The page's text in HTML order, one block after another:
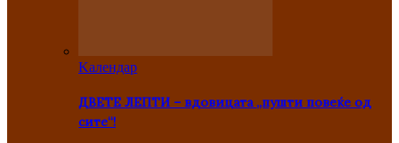
Kалендар
ДВЕТЕ ЛЕПТИ – вдовицата „пушти повеќе од
сите“!